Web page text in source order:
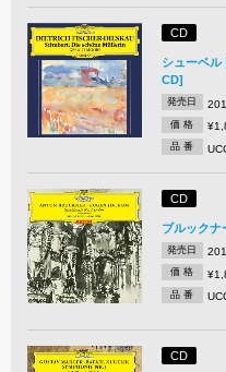
CD
シューベル
CD]
発売日
価 格
品 番
CD
ブルックナ
発売日
価 格
品 番
CD